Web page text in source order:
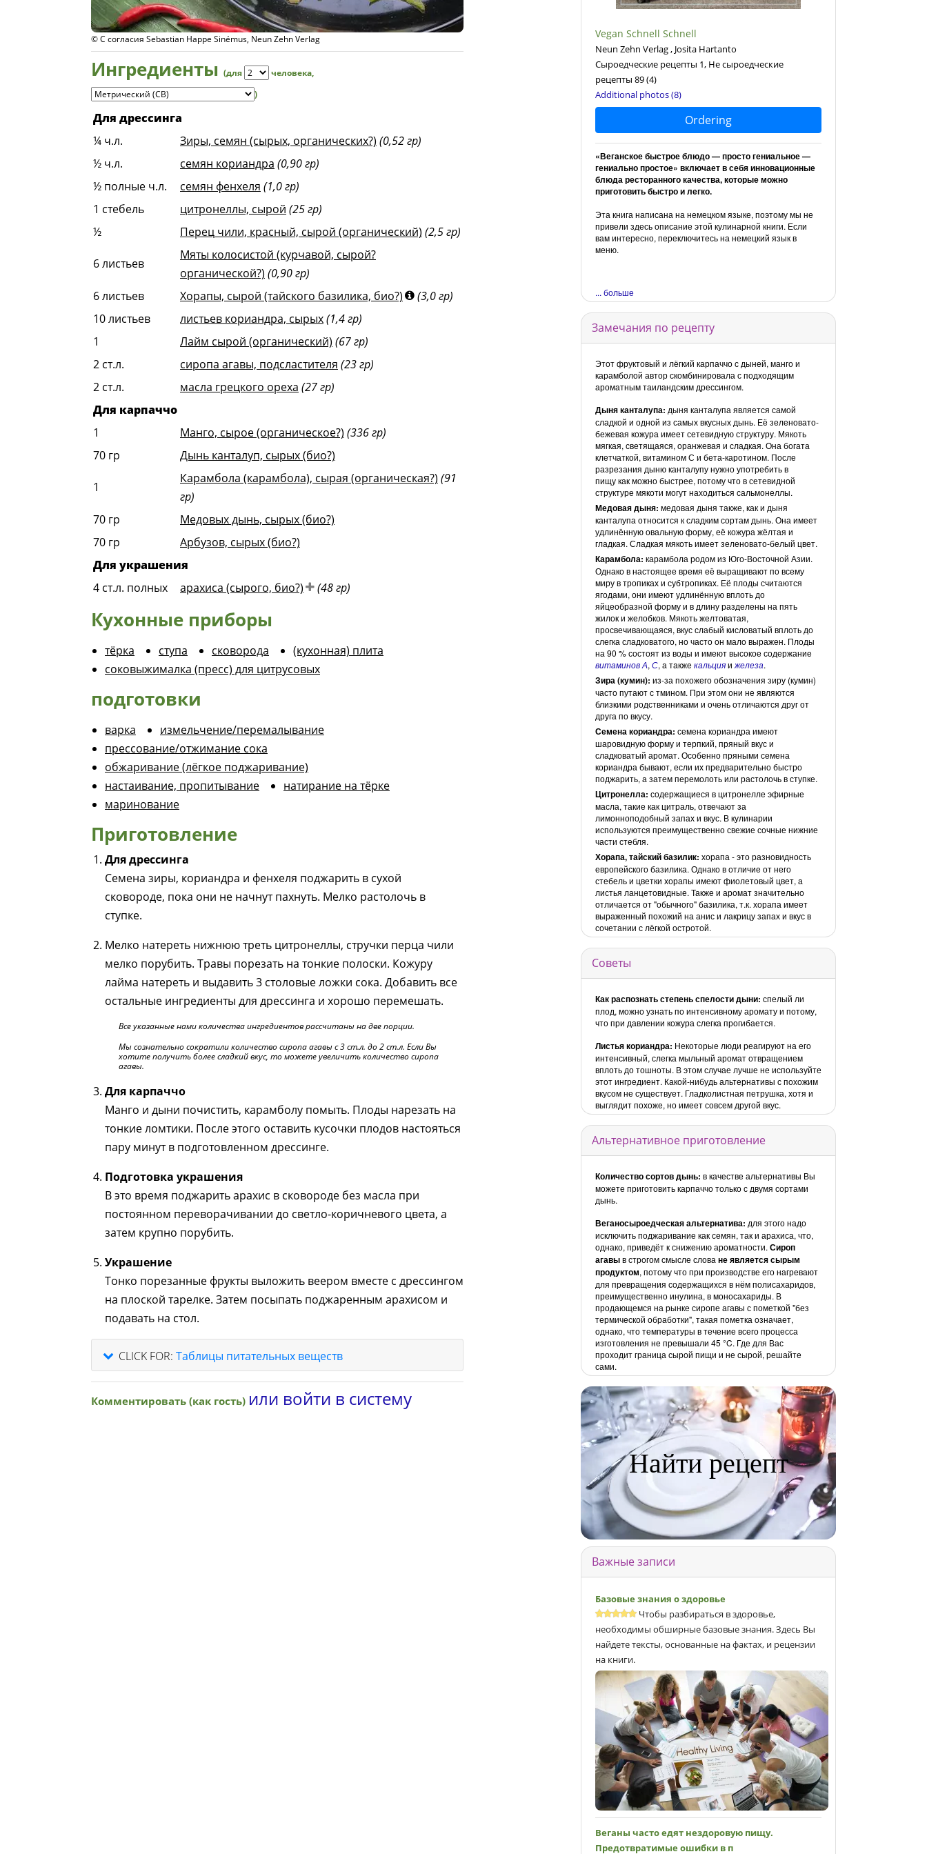
© С согласия Sebastian Happe Sinémus, Neun Zehn Verlag
Ингредиенты (для человека,
)
Для дрессинга
¼ ч.л. Зиры, семян (сырых, органических?) (0,52 гр)
½ ч.л. семян кориандра (0,90 гр)
½ полные ч.л. семян фенхеля (1,0 гр)
1 стебель цитронеллы, сырой (25 гр)
½
Перец чили, красный, сырой (органический) (2,5 гр)
6листьев
Мяты колосистой (курчавой, сырой?
органической?) (0,90 гр)
6листьев Хорапы, сырой (тайского базилика, био?)
(3,0 гр)
10листьев листьев кориандра, сырых(1,4 гр)
1
Лайм сырой (органический) (67 гр)
2 ст.л. сиропа агавы, подсластителя (23 гр)
2 ст.л. масла грецкого ореха (27 гр)
Для карпаччо
1
Манго, сырое (органическое?) (336 гр)
70 гр Дынь канталуп, сырых (био?)
1
Карамбола (карамбола), сырая (органическая?) (91
гр)
70 гр
Медовых дынь, сырых (био?)
70 гр
Арбузов, сырых (био?)
Для украшения
4 ст.л. полных арахиса (сырого, био?) (48 гр)
Кухонные приборы
тёрка ступа сковорода
(кухонная) плита
соковыжималка (пресс) для цитрусовых
подготовки
варка
измельчение/перемалывание
прессование/отжимание сока
обжаривание (лёгкое поджаривание)
настаивание, пропитывание
натирание на тёрке
маринование
Приготовление
Для дрессинга
Семена зиры, кориандра и фенхеля поджарить в сухой
сковороде, пока они не начнут пахнуть. Мелко растолочь в
ступке.
Мелко натереть нижнюю треть цитронеллы, стручки перца чили
мелко порубить. Травы порезать на тонкие полоски. Кожуру
лайма натереть и выдавить 3 столовые ложки сока. Добавить все
остальные ингредиенты для дрессинга и хорошо перемешать.
Все указанные нами количества ингредиентов рассчитаны на две порции.
Мы сознательно сократили количество сиропа агавы с 3 ст.л. до 2 ст.л. Если Вы
хотите получить более сладкий вкус, то можете увеличить количество сиропа
агавы.
Для карпаччо
Манго и дыни почистить, карамболу помыть. Плоды нарезать на
тонкие ломтики. После этого оставить кусочки плодов настояться
пару минут в подготовленном дрессинге.
Подготовка украшения
В это время поджарить арахис в сковороде без масла при
постоянном переворачивании до светло-коричневого цвета, а
затем крупно порубить.
Украшение
Тонко порезанные фрукты выложить веером вместе с дрессингом
на плоской тарелке. Затем посыпать поджаренным арахисом и
подавать на стол.
CLICK FOR: Таблицы питательных веществ
Комментировать (как гость) или войти в систему
Vegan Schnell Schnell
Neun Zehn Verlag , Josita Hartanto
Сыроедческие рецепты 1, Не сыроедческие
рецепты 89(4)
Additional photos (8)
Ordering
«Веганское быстрое блюдо — просто гениальное —
гениально простое» включает в себя инновационные
блюда ресторанного качества, которые можно
приготовить быстро и легко.
Эта книга написана на немецком языке, поэтому мы не
привели здесь описание этой кулинарной книги. Если
вам интересно, переключитесь на немецкий язык в
меню.
... больше
Замечания по рецепту
Этот фруктовый и лёгкий карпаччо с дыней, манго и
карамболой автор скомбинировала с подходящим
ароматным таиландским дрессингом.
Дыня канталупа: дыня канталупа является самой
сладкой и одной из самых вкусных дынь. Её зеленовато-
бежевая кожура имеет сетевидную структуру. Мякоть
мягкая, светящаяся, оранжевая и сладкая. Она богата
клетчаткой, витамином С и бета-каротином. После
разрезания дыню канталупу нужно употребить в
пищу как можно быстрее, потому что в сетевидной
структуре мякоти могут находиться сальмонеллы.
Медовая дыня: медовая дыня также, как и дыня
канталупа относится к сладким сортам дынь. Она имеет
удлинённую овальную форму, её кожура жёлтая и
гладкая. Сладкая мякоть имеет зеленовато-белый цвет.
Карамбола: карамбола родом из Юго-Восточной Азии.
Однако в настоящее время её выращивают по всему
миру в тропиках и субтропиках. Её плоды считаются
ягодами, они имеют удлинённую вплоть до
яйцеобразной форму и в длину разделены на пять
жилок и желобков. Мякоть желтоватая,
просвечивающаяся, вкус слабый кисловатый вплоть до
слегка сладковатого, но часто он мало выражен. Плоды
на 90 % состоят из воды и имеют высокое содержание
витаминов А, С, а также кальцияи железа.
Зира (кумин): из-за похожего обозначения зиру (кумин)
часто путают с тмином. При этом они не являются
близкими родственниками и очень отличаются друг от
друга по вкусу.
Семена кориандра: семена кориандра имеют
шаровидную форму и терпкий, пряный вкус и
сладковатый аромат. Особенно пряными семена
кориандра бывают, если их предварительно быстро
поджарить, а затем перемолоть или растолочь в ступке.
Цитронелла: содержащиеся в цитронелле эфирные
масла, такие как цитраль, отвечают за
лимонноподобный запах и вкус. В кулинарии
используются преимущественно свежие сочные нижние
части стебля.
Хорапа, тайский базилик: хорапа - это разновидность
европейского базилика. Однако в отличие от него
стебель и цветки хорапы имеют фиолетовый цвет, а
листья ланцетовидные. Также и аромат значительно
отличается от "обычного" базилика, т.к. хорапа имеет
выраженный похожий на анис и лакрицу запах и вкус в
сочетании с лёгкой остротой.
Советы
Как распознать степень спелости дыни: спелый ли
плод, можно узнать по интенсивному аромату и потому,
что при давлении кожура слегка прогибается.
Листья кориандра: Некоторые люди реагируют на его
интенсивный, слегка мыльный аромат отвращением
вплоть до тошноты. В этом случае лучше не используйте
этот ингредиент. Какой-нибудь альтернативы с похожим
вкусом не существует. Гладколистная петрушка, хотя и
выглядит похоже, но имеет совсем другой вкус.
Альтернативное приготовление
Количество сортов дынь: в качестве альтернативы Вы
можете приготовить карпаччо только с двумя сортами
дынь.
Веганосыроедческая альтернатива: для этого надо
исключить поджаривание как семян, так и арахиса, что,
однако, приведёт к снижению ароматности. Сироп
агавыв строгом смысле слова не является сырым
продуктом, потому что при производстве его нагревают
для превращения содержащихся в нём полисахаридов,
преимущественно инулина, в моносахариды. В
продающемся на рынке сиропе агавы с пометкой "без
термической обработки", такая пометка означает,
однако, что температуры в течение всего процесса
изготовления не превышали 45 °C. Где для Вас
проходит граница сырой пищи и не сырой, решайте
сами.
Найти рецепт
Важные записи
Базовые знания о здоровье
Чтобы разбираться в здоровье,
необходимы обширные базовые знания. Здесь Вы
найдете тексты, основанные на фактах, и рецензии
на книги.
Веганы часто едят нездоровую пищу.
Предотвратимые ошибки в п